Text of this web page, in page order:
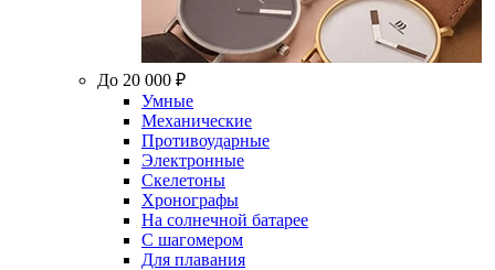
До 20 000 ₽
Умные
Механические
Противоударные
Электронные
Скелетоны
Хронографы
На солнечной батарее
С шагомером
Для плавания